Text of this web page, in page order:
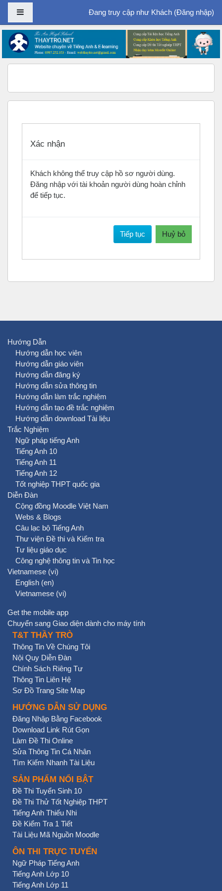
Chuyển tới nội dung chính
Bảng điều khiển cạnhĐang truy cập như Khách (Đăng nhập)
Xác nhận
Khách không thể truy cập hồ sơ người dùng.
Đăng nhập với tài khoản người dùng hoàn chỉnh
để tiếp tục.
Tiếp tục Huỷ bỏ
Hướng Dẫn
Hướng dẫn học viên
Hướng dẫn giáo viên
Hướng dẫn đăng ký
Hướng dẫn sửa thông tin
Hướng dẫn làm trắc nghiệm
Hướng dẫn tạo đề trắc nghiệm
Hướng dẫn download Tài liệu
Trắc Nghiệm
Ngữ pháp tiếng Anh
Tiếng Anh 10
Tiếng Anh 11
Tiếng Anh 12
Tốt nghiệp THPT quốc gia
Diễn Đàn
Cộng đồng Moodle Việt Nam
Webs & Blogs
Câu lạc bộ Tiếng Anh
Thư viện Đề thi và Kiểm tra
Tư liệu giáo dục
Công nghệ thông tin và Tin học
Vietnamese ‎(vi)‎
English ‎(en)‎
Vietnamese ‎(vi)‎
Get the mobile app
Chuyển sang Giao diện dành cho máy tính
T&T THẦY TRÒ
Thông Tin Về Chúng Tôi
Nội Quy Diễn Đàn
Chính Sách Riêng Tư
Thông Tin Liên Hệ
Sơ Đồ Trang Site Map
HƯỚNG DẪN SỬ DỤNG
Đăng Nhập Bằng Facebook
Download Link Rút Gọn
Làm Đề Thi Online
Sửa Thông Tin Cá Nhân
Tìm Kiếm Nhanh Tài Liệu
SẢN PHẨM NỔI BẬT
Đề Thi Tuyển Sinh 10
Đề Thi Thử Tốt Nghiệp THPT
Tiếng Anh Thiếu Nhi
Đề Kiểm Tra 1 Tiết
Tài Liệu Mã Nguồn Moodle
ÔN THI TRỰC TUYẾN
Ngữ Pháp Tiếng Anh
Tiếng Anh Lớp 10
Tiếng Anh Lớp 11